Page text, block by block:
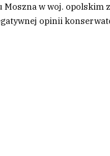
w woj. opolskim
opinii